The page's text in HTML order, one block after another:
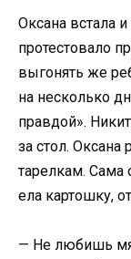
Оксана встала
протестовало
выгонять же
на несколько
правдой».
за стол.
тарелкам. Сама
ела картошку,
— Не любишь